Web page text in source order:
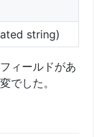
string)
ィールドがあ
でした。